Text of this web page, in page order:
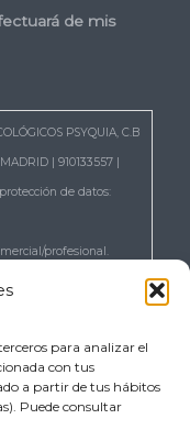
para analizar el
con tus
a partir de tus hábitos
Puede consultar
de mis
PSYQUIA, C.B
| 910133557 |
de datos:
profesional.
portabilidad,
sus datos, cuando